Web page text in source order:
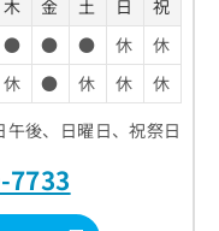
木 金 土 日
祝
● ● ● 休
休
休 ● 休 休
休
後、日曜日、祝祭日
7733